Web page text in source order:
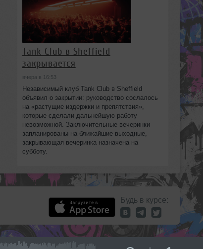
Tank Club в Sheffield
закрывается
вчера в 16:53
Независимый клуб Tank Club в Sheffield
объявил о закрытии: руководство сослалось
на «растущие издержки и препятствия»,
которые сделали дальнейшую работу
невозможной. Заключительные вечеринки
запланированы на ближайшие выходные,
закрывающая вечеринка назначена на
субботу.
Будь в курсе: